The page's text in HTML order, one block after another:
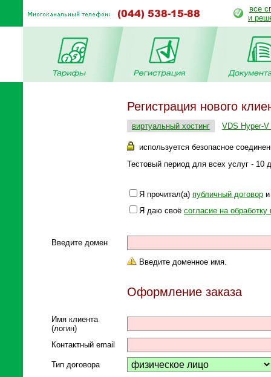
все
и
Регистрация нового
виртуальный хостинг VDS Hyper-
используется безопасное
Тестовый период для всех услуг - 10
Я прочитал(а) публичный договор
Я даю своё согласие на
Введите домен
Введите доменное имя.
Оформление заказа
Имя клиента
(логин)
Контактный email
Тип договора